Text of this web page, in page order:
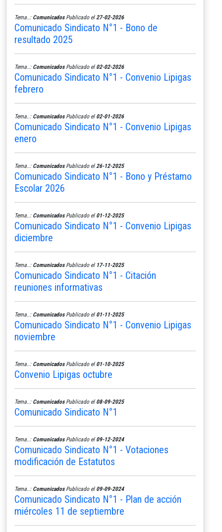
Tema..: ComunicadosPublicado el 27-02-2026
Comunicado Sindicato N°1 - Bono de
resultado 2025
Tema..: ComunicadosPublicado el 02-02-2026
Comunicado Sindicato N°1 - Convenio Lipigas
febrero
Tema..: ComunicadosPublicado el 02-01-2026
Comunicado Sindicato N°1 - Convenio Lipigas
enero
Tema..: ComunicadosPublicado el 26-12-2025
Comunicado Sindicato N°1 - Bono y Préstamo
Escolar 2026
Tema..: ComunicadosPublicado el 01-12-2025
Comunicado Sindicato N°1 - Convenio Lipigas
diciembre
Tema..: ComunicadosPublicado el 17-11-2025
Comunicado Sindicato N°1 - Citación
reuniones informativas
Tema..: ComunicadosPublicado el 01-11-2025
Comunicado Sindicato N°1 - Convenio Lipigas
noviembre
Tema..: ComunicadosPublicado el 01-10-2025
Convenio Lipigas octubre
Tema..: ComunicadosPublicado el 08-09-2025
Comunicado Sindicato N°1
Tema..: ComunicadosPublicado el 09-12-2024
Comunicado Sindicato N°1 - Votaciones
modificación de Estatutos
Tema..: ComunicadosPublicado el 09-09-2024
Comunicado Sindicato N°1 - Plan de acción
miércoles 11 de septiembre